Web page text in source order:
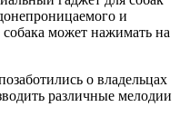
и
может нажимать на
о владельцах
различные мелодии